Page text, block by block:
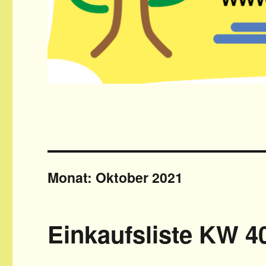
Monat: Oktober 2021
Einkaufsliste KW